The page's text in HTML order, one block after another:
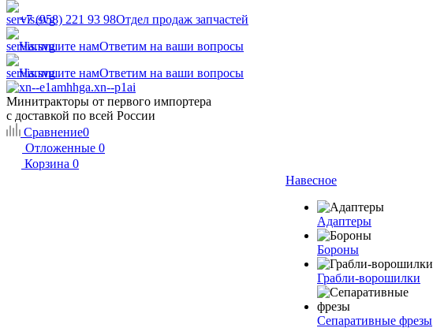
+7 (958) 221 93 98Отдел продаж запчастей
Напишите намОтветим на ваши вопросы
Напишите намОтветим на ваши вопросы
Минитракторы от первого импортера
с доставкой по всей России
Сравнение0
Отложенные 0
Корзина 0
Навесное
Адаптеры
Бороны
Грабли-ворошилки
Сепаративные фрезы